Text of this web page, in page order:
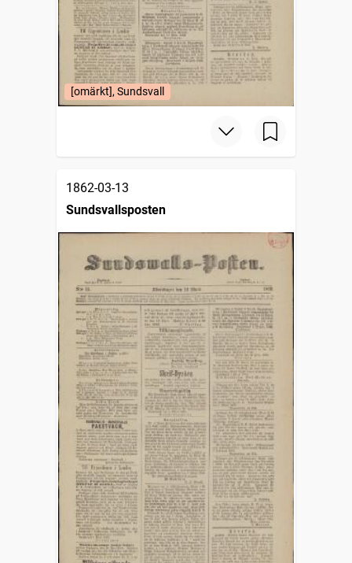
[omärkt], Sundsvall
1862-03-13
Sundsvallsposten